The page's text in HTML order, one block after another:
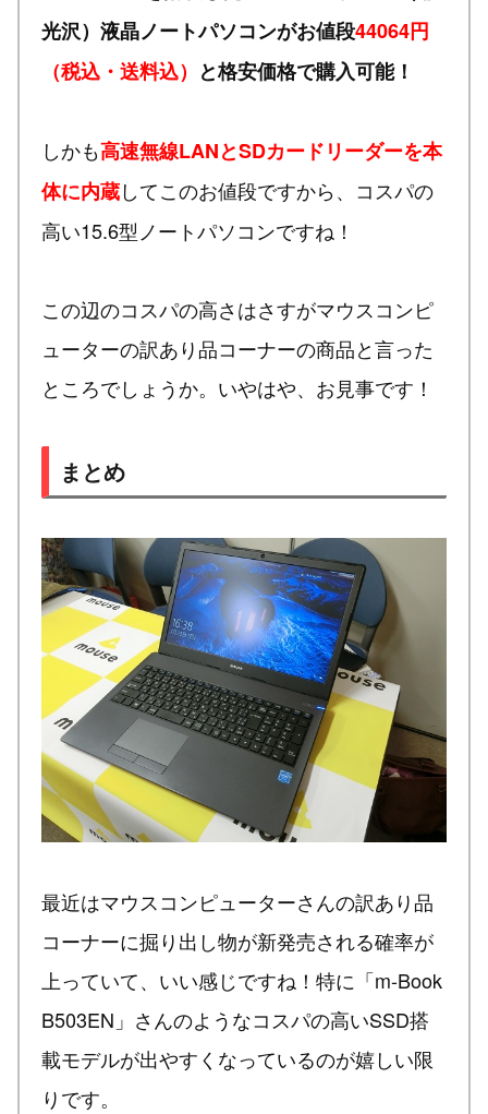
光沢）液晶ノートパソコンがお値段44064円
（税込・送料込） と格安価格で購入可能！
しかも高速無線LANとSDカードリーダーを本
体に内蔵してこのお値段ですから、コスパの
高い15.6型ノートパソコンですね！
この辺のコスパの高さはさすがマウスコンピ
ューターの訳あり品コーナーの商品と言った
ところでしょうか。いやはや、お見事です！
まとめ
最近はマウスコンピューターさんの訳あり品
コーナーに掘り出し物が新発売される確率が
上っていて、いい感じですね！特に「m-Book
B503EN」さんのようなコスパの高いSSD搭
載モデルが出やすくなっているのが嬉しい限
りです。